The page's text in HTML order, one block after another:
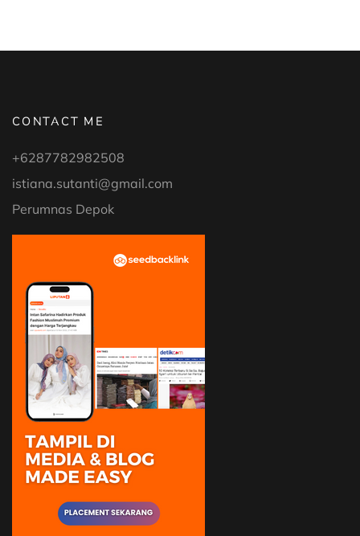
CONTACT ME
+6287782982508
istiana.sutanti@gmail.com
Perumnas Depok